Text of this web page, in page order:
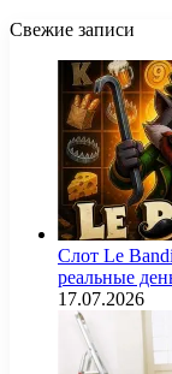
Свежие записи
Слот Le
реальные
17.07.2026